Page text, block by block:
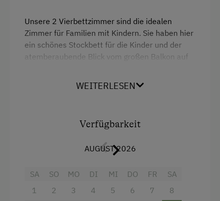
Unsere 2 Vierbettzimmer sind die idealen
Zimmer für Familien mit Kindern. Sie haben hier
ein schönes Stockbett für die Kinder und der
atemberaubende Blick vom großen Balkon auf
mit Müslibuffet und hofeigenen Produkten.
der Halbpension verwöhnen zu können, bitten
WEITERLESEN
Verfügbarkeit
AUGUST 2026
SA
1
SO
2
MO
3
DI
4
MI
5
DO
6
FR
7
SA
8